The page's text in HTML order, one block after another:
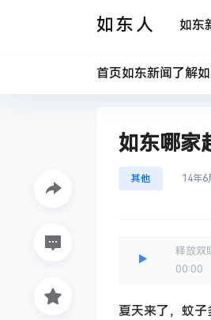
如东人 如东
首页如东新闻 了解
如东哪家
其他 14年6
释放双
00:00
夏天来了，蚊